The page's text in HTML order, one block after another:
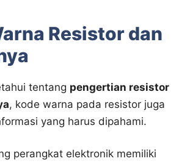
Resistor dan
tentang pengertian resistor
, kode warna pada resistor juga
yang harus dipahami.
perangkat elektronik memiliki